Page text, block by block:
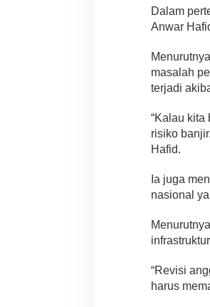
Dalam
Anwar
masalah
terjadi
“Kalau
risiko
Hafid.
Ia juga
nasional
“Revisi
harus